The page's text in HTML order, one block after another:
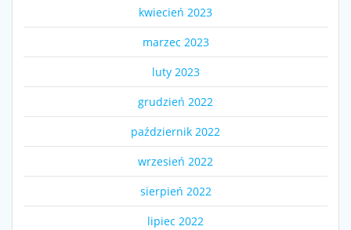
kwiecień 2023
marzec 2023
luty 2023
grudzień 2022
październik 2022
wrzesień 2022
sierpień 2022
lipiec 2022